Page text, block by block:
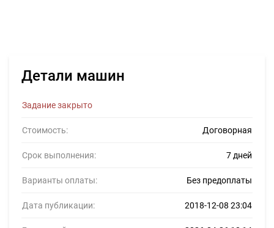
Детали машин
Задание закрыто
Стоимость: Договорная
Срок выполнения: 7 дней
Варианты оплаты: Без предоплаты
Дата публикации: 2018-12-08 23:04